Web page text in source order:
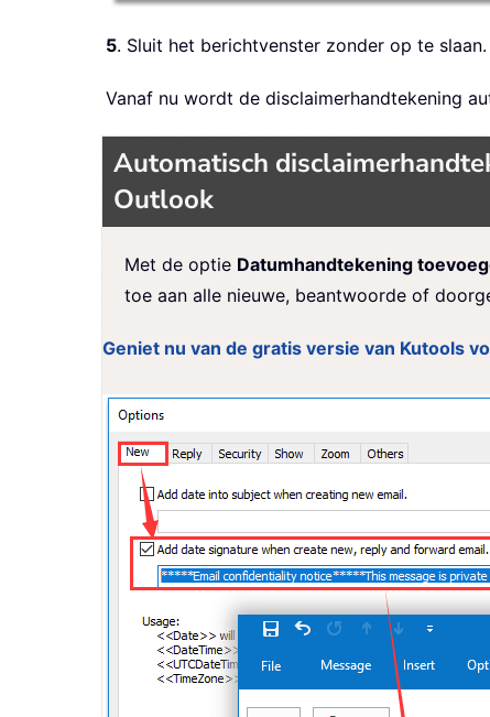
5. Sluit het berichtvenster zonder op te slaan.
Vanaf nu wordt de disclaimerhandtekening
Automatisch
Outlook
Met de optie Datumhandtekening
toe aan alle nieuwe, beantwoorde of
Geniet nu van de gratis versie van Kutools